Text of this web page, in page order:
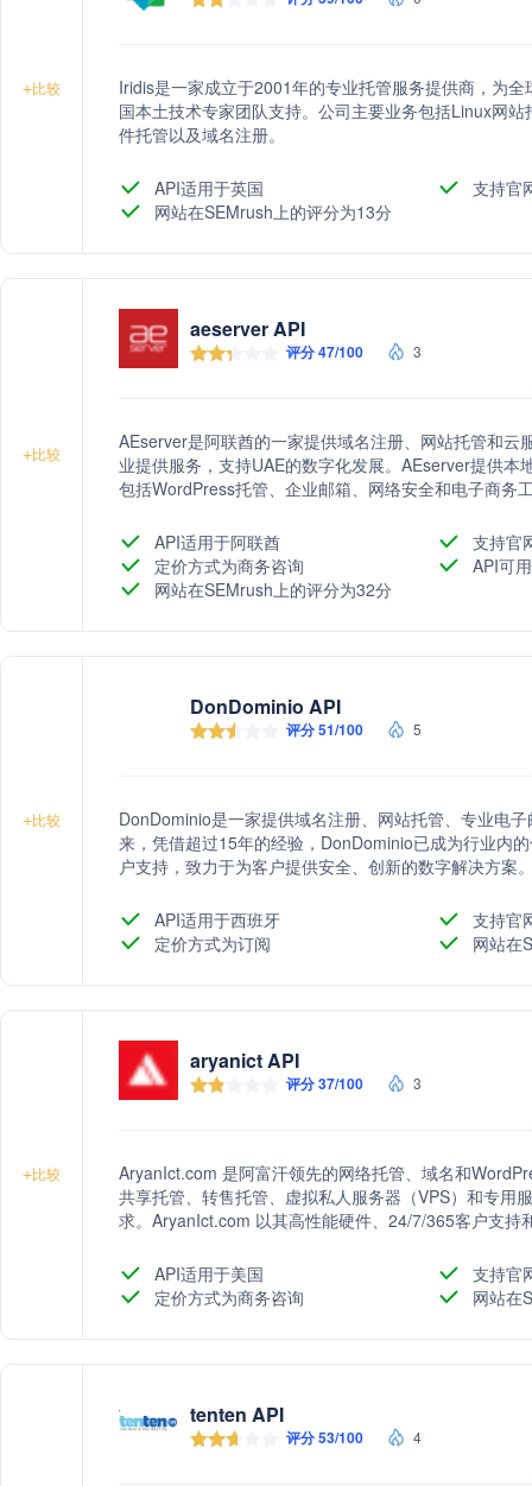
+比较
Iridis是一家成立于2001年的专业托管服务提供商，为
国本土技术专家团队支持。公司主要业务包括Linux网
件托管以及域名注册。
API适用于英国
支持官
网站在SEMrush上的评分为13分
+比较
aeserver API
评分 47/100 3
AEserver是阿联酋的一家提供域名注册、网站托管和
业提供服务，支持UAE的数字化发展。AEserver提供
包括WordPress托管、企业邮箱、网络安全和电子商务
API适用于阿联酋
支持官
定价方式为商务咨询
API可
网站在SEMrush上的评分为32分
+比较
DonDominio API
评分 51/100 5
DonDominio是一家提供域名注册、网站托管、专业电
来，凭借超过15年的经验，DonDominio已成为行业内
户支持，致力于为客户提供安全、创新的数字解决方案
API适用于西班牙
支持官
定价方式为订阅
网站在
+比较
aryanict API
评分 37/100 3
AryanIct.com 是阿富汗领先的网络托管、域名和
共享托管、转售托管、虚拟私人服务器（VPS）和专用
求。AryanIct.com 以其高性能硬件、24/7/365客户支
API适用于美国
支持官
定价方式为商务咨询
网站在
tenten API
评分 53/100 4